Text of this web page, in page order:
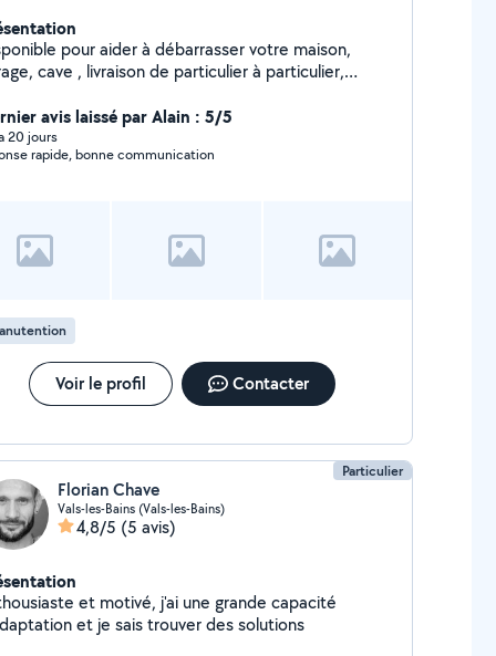
pour aider à débarrasser votre maison,
cave , livraison de particulier à particulier,
avis laissé par Alain : 5/5
20 jours
rapide, bonne communication
Voir le profil Contacter
Particulier
Florian Chave
Vals-les-Bains (Vals-les-Bains)
4,8/5 (5 avis)
et motivé, j'ai une grande capacité
et je sais trouver des solutions